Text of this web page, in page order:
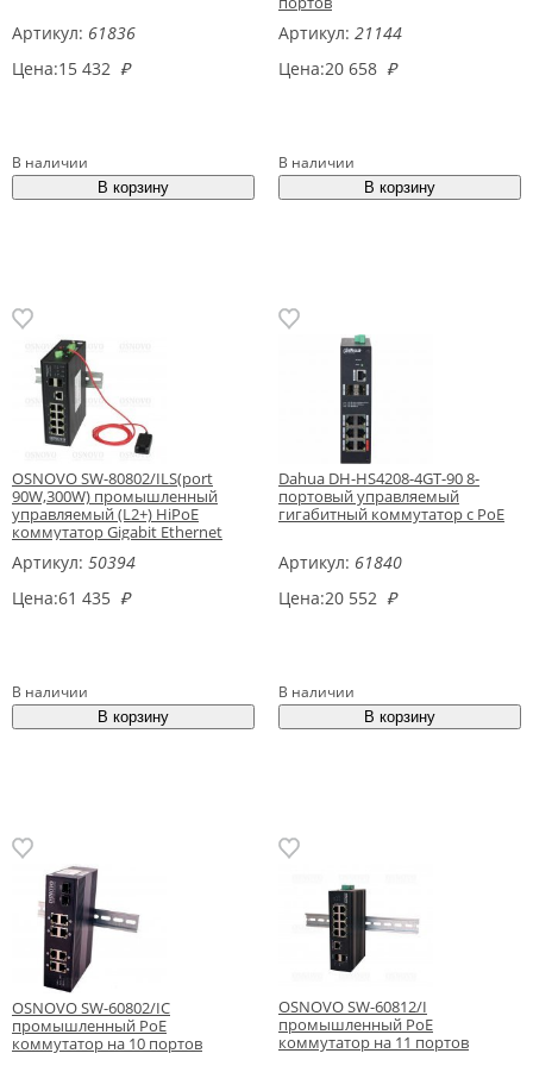
Артикул: 61836
Цена:15 432 ₽
В наличии
Артикул: 21144
Цена:20 658 ₽
В наличии
OSNOVO SW-80802/ILS(port
90W,300W) промышленный
управляемый (L2+) HiPoE
коммутатор Gigabit Ethernet
Артикул: 50394
Цена:61 435 ₽
В наличии
Dahua DH-HS4208-4GT-90 8-
портовый управляемый
гигабитный коммутатор с PoE
Артикул: 61840
Цена:20 552 ₽
В наличии
OSNOVO SW-60802/IC
промышленный PoE
коммутатор на 10 портов
OSNOVO SW-60812/I
промышленный PoE
коммутатор на 11 портов